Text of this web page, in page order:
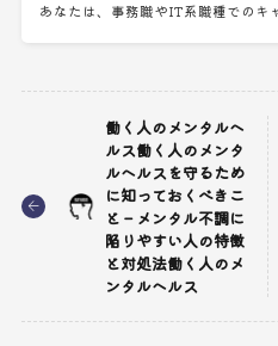
あなたは、事務職やIT系職種での
働く人のメンタルヘ
ルス働く人のメンタ
ルヘルスを守るため
に知っておくべきこ
と – メンタル不調に
陥りやすい人の特徴
と対処法働く人のメ
ンタルヘルス